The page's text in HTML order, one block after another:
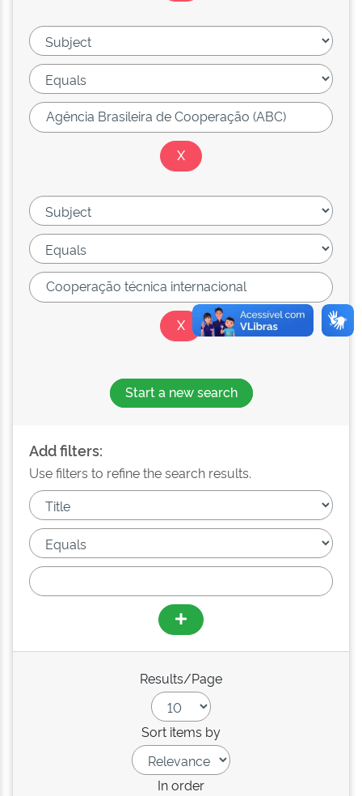
Start a new search
Add filters:
Use filters to refine the search results.
Results/Page
Sort items by
In order